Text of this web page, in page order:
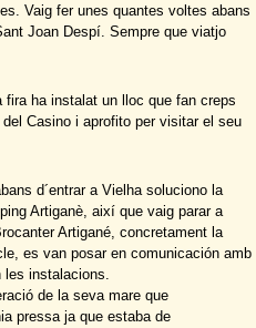
Vaig fer unes quantes voltes abans
Joan Despí. Sempre que viatjo
fira ha instalat un lloc que fan creps
Casino i aprofito per visitar el seu
d´entrar a Vielha soluciono la
Artiganè, així que vaig parar a
Artigané, concretament la
es van posar en comunicación amb
les instalacions.
de la seva mare que
pressa ja que estaba de